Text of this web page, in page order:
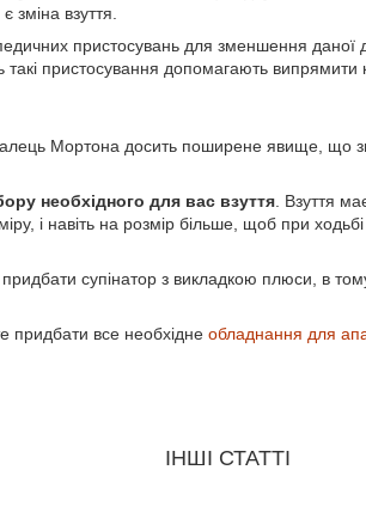
зміна взуття.
пристосувань для зменшення
такі пристосування допомагають
Мортона досить поширене явище, що
необхідного для вас взуття . Взуття
і навіть на розмір більше, щоб при
супінатор з викладкою плюси, в
придбати все необхідне обладнання для
ІНШІ СТАТТІ